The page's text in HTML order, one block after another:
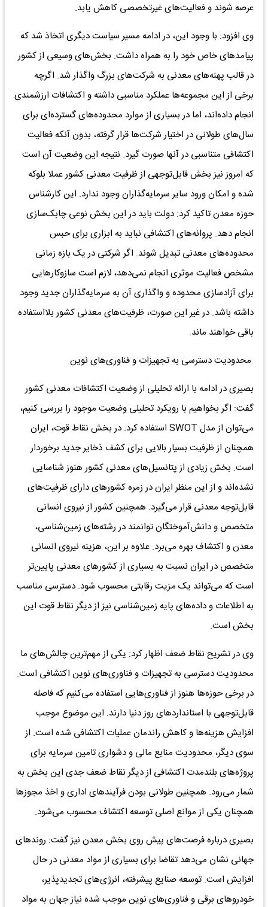
عرصه شوند و فعالیت‌های غیرتخصصی کاهش یابد.
وی افزود: با وجود این، در ادامه مسیر سیاست دیگری اتخاذ شد که
پیامدهای خاص خود را به همراه داشت. بخش‌های وسیعی از کشور
در قالب پهنه‌های معدنی به شرکت‌های بزرگ واگذار شد. اگرچه
برخی از این مجموعه‌ها عملکرد مناسبی داشته و اکتشافات ارزشمندی
انجام داده‌اند، اما در بسیاری از موارد محدوده‌های گسترده‌ای برای
سال‌های طولانی در اختیار شرکت‌ها قرار گرفته، بدون آنکه فعالیت
اکتشافی متناسبی در آنها صورت گیرد. نتیجه این وضعیت آن است
که امروز نیز بخش قابل‌توجهی از ظرفیت معدنی کشور عملا بلوکه
شده و امکان ورود سایر سرمایه‌گذاران وجود ندارد. این کارشناس
حوزه معدن تاکید کرد: دولت باید در این بخش نوعی چابک‌سازی
انجام دهد. پروانه‌های اکتشافی نباید به ابزاری برای حبس
محدوده‌های معدنی تبدیل شوند. اگر شرکتی در یک بازه زمانی
مشخص فعالیت موثری انجام نمی‌دهد، لازم است سازوکارهایی
برای آزادسازی محدوده و واگذاری آن به سرمایه‌گذاران جدید وجود
داشته باشد. در غیر این صورت، ظرفیت‌های معدنی کشور بلااستفاده
باقی خواهند ماند.
محدودیت دسترسی به تجهیزات و فناوری‌های نوین
بصیری در ادامه با ارائه تحلیلی از وضعیت اکتشافات معدنی کشور
گفت: اگر بخواهیم با رویکرد تحلیلی وضعیت موجود را بررسی کنیم،
می‌توان از مدل SWOT استفاده کرد. در بخش نقاط قوت، ایران
همچنان از ظرفیت بسیار بالایی برای کشف ذخایر جدید برخوردار
است. بخش زیادی از پتانسیل‌های معدنی کشور هنوز شناسایی
نشده‌اند و از این منظر ایران در زمره کشورهای دارای ظرفیت‌های
قابل‌توجه معدنی قرار می‌گیرد. همچنین کشور از نیروی انسانی
متخصص و دانش‌آموختگان توانمند در رشته‌های زمین‌شناسی،
معدن و اکتشاف بهره می‌برد. علاوه بر این، هزینه نیروی انسانی
متخصص در ایران نسبت به بسیاری از کشورهای معدنی پایین‌تر
است که می‌تواند یک مزیت رقابتی محسوب شود. دسترسی مناسب
به اطلاعات و داده‌های پایه زمین‌شناسی نیز از دیگر نقاط قوت این
بخش است.
وی در تشریح نقاط ضعف اظهار کرد: یکی از مهم‌ترین چالش‌های ما
محدودیت دسترسی به تجهیزات و فناوری‌های نوین اکتشافی است.
در برخی حوزه‌ها هنوز از فناوری‌هایی استفاده می‌کنیم که فاصله
قابل‌توجهی با استانداردهای روز دنیا دارند. این موضوع موجب
افزایش هزینه‌ها و کاهش راندمان عملیات اکتشافی شده است. از
سوی دیگر، محدودیت منابع مالی و دشواری تامین سرمایه برای
پروژه‌های بلندمدت اکتشافی از دیگر نقاط ضعف جدی این بخش به
شمار می‌رود. همچنین طولانی بودن فرآیندهای اداری و اخذ مجوزها
همچنان یکی از موانع اصلی توسعه اکتشاف محسوب می‌شود.
بصیری درباره فرصت‌های پیش روی بخش معدن نیز گفت: روندهای
جهانی نشان می‌دهد تقاضا برای بسیاری از مواد معدنی در حال
افزایش است. توسعه صنایع پیشرفته، انرژی‌های تجدیدپذیر،
خودروهای برقی و فناوری‌های نوین موجب شده نیاز جهان به مواد